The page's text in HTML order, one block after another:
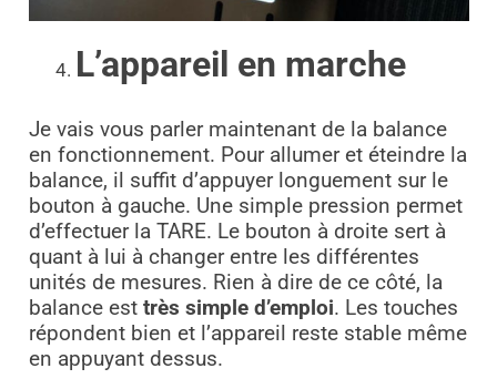
L’appareil en marche
Je vais vous parler maintenant de la balance
en fonctionnement. Pour allumer et éteindre la
balance, il suffit d’appuyer longuement sur le
bouton à gauche. Une simple pression permet
d’effectuer la TARE. Le bouton à droite sert à
quant à lui à changer entre les différentes
unités de mesures. Rien à dire de ce côté, la
balance est très simple d’emploi. Les touches
répondent bien et l’appareil reste stable même
en appuyant dessus.